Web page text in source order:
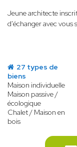
Jeune architecte
d'échanger avec vous
27 types de
biens
Maison individuelle
Maison passive /
écologique
Chalet / Maison en
bois